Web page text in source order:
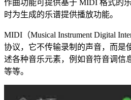
作曲功能可提供基于 MIDI 格式的
时为生成的乐谱提供播放功能。
MIDI（Musical Instrument Digital
协议，它不传输录制的声音，而是
述各种音乐元素，例如音符音调信
等等。